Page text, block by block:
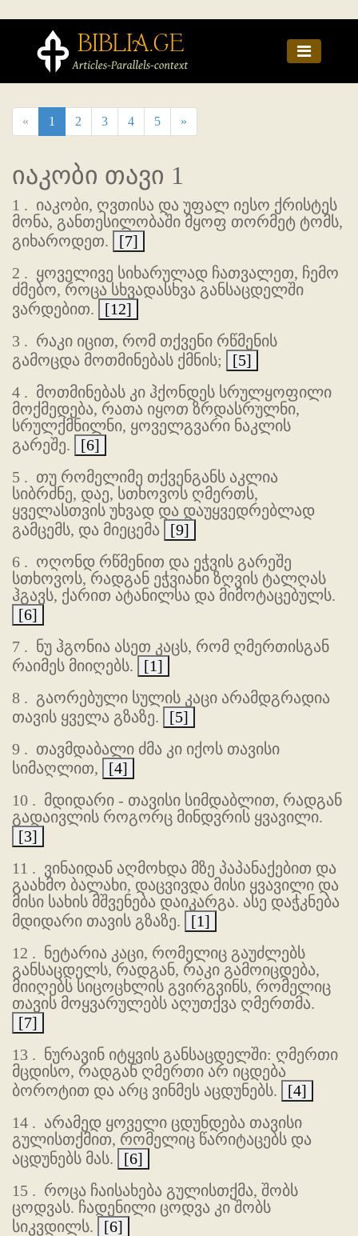
« 1 2 3 4 5 »
იაკობი თავი 1
1 . იაკობი, ღვთისა და უფალ იესო ქრისტეს
მონა, განთესილობაში მყოფ თორმეტ ტომს,
გიხაროდეთ.
[7]
2 . ყოველივე სიხარულად ჩათვალეთ, ჩემო
ძმებო, როცა სხვადასხვა განსაცდელში
ვარდებით.
[12]
3 . რაკი იცით, რომ თქვენი რწმენის
გამოცდა მოთმინებას ქმნის;
[5]
4 . მოთმინებას კი ჰქონდეს სრულყოფილი
მოქმედება, რათა იყოთ ზრდასრულნი,
სრულქმნილნი, ყოველგვარი ნაკლის
გარეშე.
[6]
5 . თუ რომელიმე თქვენგანს აკლია
სიბრძნე, დაე, სთხოვოს ღმერთს,
ყველასთვის უხვად და დაუყვედრებლად
გამცემს, და მიეცემა
[9]
6 . ოღონდ რწმენით და ეჭვის გარეშე
სთხოვოს, რადგან ეჭვიანი ზღვის ტალღას
ჰგავს, ქარით ატანილსა და მიმოტაცებულს.
[6]
7 . ნუ ჰგონია ასეთ კაცს, რომ ღმერთისგან
რაიმეს მიიღებს.
[1]
8 . გაორებული სულის კაცი არამდგრადია
თავის ყველა გზაზე.
[5]
9 . თავმდაბალი ძმა კი იქოს თავისი
სიმაღლით,
[4]
10 . მდიდარი - თავისი სიმდაბლით, რადგან
გადაივლის როგორც მინდვრის ყვავილი.
[3]
11 . ვინაიდან აღმოხდა მზე პაპანაქებით და
გაახმო ბალახი, დაცვივდა მისი ყვავილი და
მისი სახის მშვენება დაიკარგა. ასე დაჭკნება
მდიდარი თავის გზაზე.
[1]
12 . ნეტარია კაცი, რომელიც გაუძლებს
განსაცდელს, რადგან, რაკი გამოიცდება,
მიიღებს სიცოცხლის გვირგვინს, რომელიც
თავის მოყვარულებს აღუთქვა ღმერთმა.
[7]
13 . ნურავინ იტყვის განსაცდელში: ღმერთი
მცდისო, რადგან ღმერთი არ იცდება
ბოროტით და არც ვინმეს აცდუნებს.
[4]
14 . არამედ ყოველი ცდუნდება თავისი
გულისთქმით, რომელიც წარიტაცებს და
აცდუნებს მას.
[6]
15 . როცა ჩაისახება გულისთქმა, შობს
ცოდვას. ჩადენილი ცოდვა კი შობს
სიკვდილს.
[6]